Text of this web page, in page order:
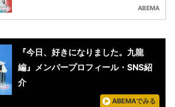
ABEMA
『今日、好きになりました。九龍
編』メンバープロフィール・SNS紹
介
ABEMAでみる